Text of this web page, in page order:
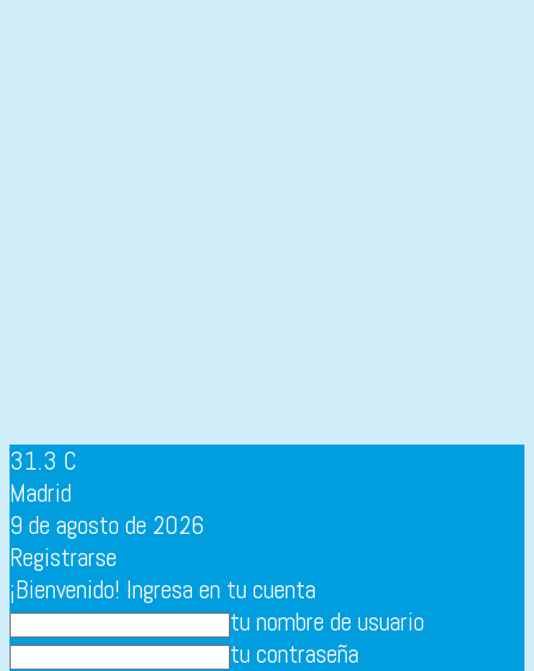
31.3 C
Madrid
9 de agosto de 2026
Registrarse
¡Bienvenido! Ingresa en tu cuenta
tu nombre de usuario
tu contraseña